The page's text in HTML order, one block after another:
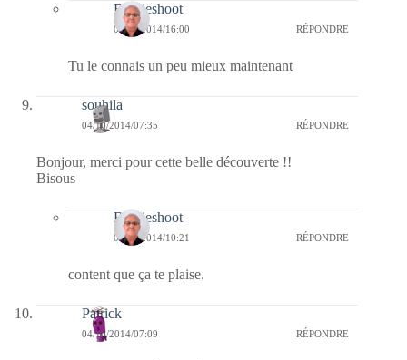
Bernieshoot
04/10/2014/16:00 RÉPONDRE
Tu le connais un peu mieux maintenant
souhila
04/10/2014/07:35 RÉPONDRE
Bonjour, merci pour cette belle découverte !!
Bisous
Bernieshoot
04/10/2014/10:21 RÉPONDRE
content que ça te plaise.
Patrick
04/10/2014/07:09 RÉPONDRE